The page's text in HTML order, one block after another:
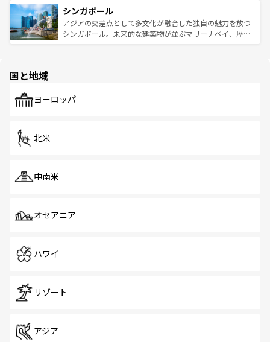
参照してほしい。
激する。気候は一年中温暖で、どの季節にも異なる楽しみ
が待っている。親しみやすいタイの人々、仏教を中心とし
た文化、そして多様な観光資源が、訪れる旅人を魅了し続
み、どこを訪れても感動するはず。観光スポットが密集し
ており、効率よく見どころを回れるのも魅力。息をのむよ
うな絶景から文化的な体験まで、香港を存分に楽しみ尽く
シンガポール
アジアの交差点として多文化が融合した独自の魅力を放つ
シンガポール。未来的な建築物が並ぶマリーナベイ、歴史
で、ホーカーズは地元の風情を楽しめる外せないスポット
国と地域
ヨーロッパ
北米
中南米
オセアニア
ハワイ
リゾート
アジア